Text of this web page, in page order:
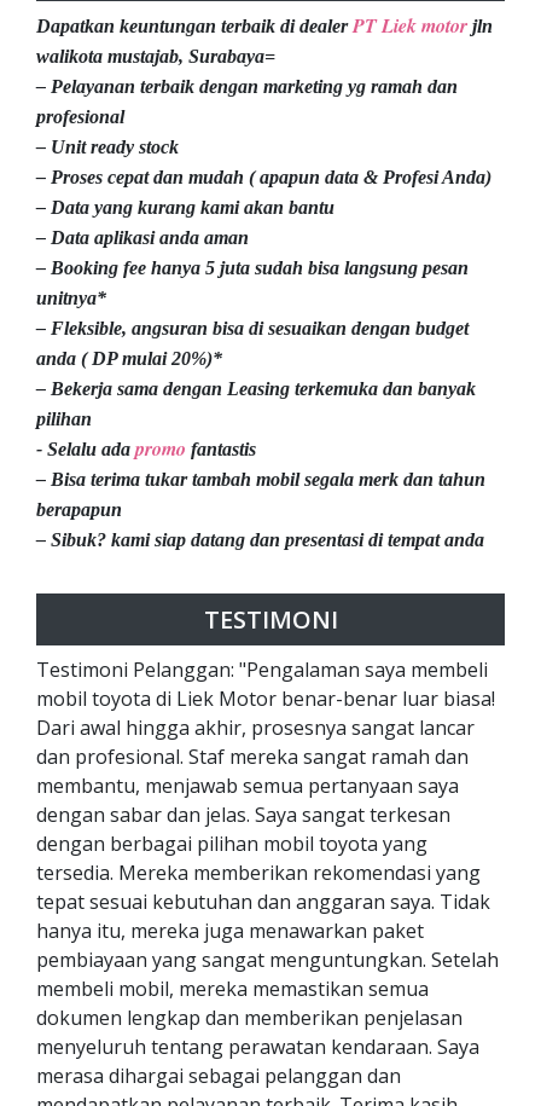
Dapatkan keuntungan terbaik di dealerPT Liek motor jln
walikota mustajab, Surabaya=
– Pelayanan terbaik dengan marketing yg ramah dan
profesional
– Unit ready stock
– Proses cepat dan mudah ( apapun data & Profesi Anda)
– Data yang kurang kami akan bantu
– Data aplikasi anda aman
– Booking fee hanya 5 juta sudah bisa langsung pesan
unitnya*
– Fleksible, angsuran bisa di sesuaikan dengan budget
anda ( DP mulai 20%)*
– Bekerja sama dengan Leasing terkemuka dan banyak
pilihan
- Selalu ada promo fantastis
– Bisa terima tukar tambah mobil segala merk dan tahun
berapapun
– Sibuk? kami siap datang dan presentasi di tempat anda
TESTIMONI
Testimoni Pelanggan: "Pengalaman saya membeli
mobil toyota di Liek Motor benar-benar luar biasa!
Dari awal hingga akhir, prosesnya sangat lancar
dan profesional. Staf mereka sangat ramah dan
membantu, menjawab semua pertanyaan saya
dengan sabar dan jelas. Saya sangat terkesan
dengan berbagai pilihan mobil toyota yang
tersedia. Mereka memberikan rekomendasi yang
tepat sesuai kebutuhan dan anggaran saya. Tidak
hanya itu, mereka juga menawarkan paket
pembiayaan yang sangat menguntungkan. Setelah
membeli mobil, mereka memastikan semua
dokumen lengkap dan memberikan penjelasan
menyeluruh tentang perawatan kendaraan. Saya
merasa dihargai sebagai pelanggan dan